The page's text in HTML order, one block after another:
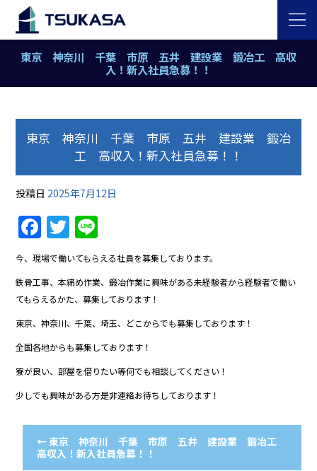
東京 神奈川 千葉 市原 五井 建設業 鍛冶工 高収
入！新入社員急募！！
東京 神奈川 千葉 市原 五井 建設業 鍛冶
工 高収入！新入社員急募！！
投稿日 2025年7月12日
Facebook
Twitter
今、現場で働いてもらえる社員を募集しております。
鉄骨工事、本締め作業、鍛冶作業に興味がある未経験者から経験者で働い
てもらえるかた、募集しております！
東京、神奈川、千葉、埼玉、どこからでも募集しております！
全国各地からも募集しております！
寮が良い、部屋を借りたい等何でも相談してください！
少しでも興味がある方是非連絡お待ちしております！
←東京 神奈川 千葉 市原 五井 建設業 鍛冶工
高収入！新入社員急募！！